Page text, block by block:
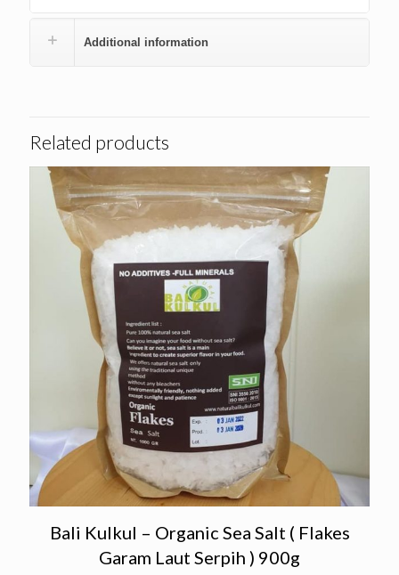
Additional information
Related products
Bali Kulkul – Organic Sea Salt ( Flakes
Garam Laut Serpih ) 900g